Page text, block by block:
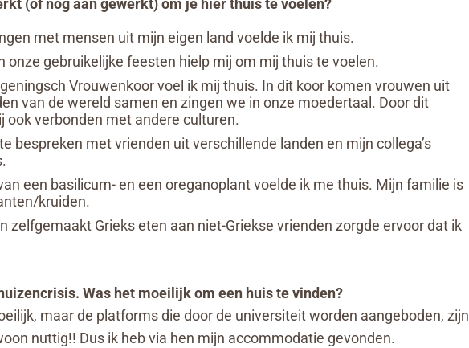
(of nog aan gewerkt) om je hier thuis te voelen?
met mensen uit mijn eigen land voelde ik mij thuis.
onze gebruikelijke feesten hielp mij om mij thuis te voelen.
Vrouwenkoor voel ik mij thuis. In dit koor komen vrouwen uit
van de wereld samen en zingen we in onze moedertaal. Door dit
ook verbonden met andere culturen.
bespreken met vrienden uit verschillende landen en mijn collega’s
een basilicum- en een oreganoplant voelde ik me thuis. Mijn familie is
kruiden.
zelfgemaakt Grieks eten aan niet-Griekse vrienden zorgde ervoor dat ik
Was het moeilijk om een huis te vinden?
maar de platforms die door de universiteit worden aangeboden, zijn
nuttig!! Dus ik heb via hen mijn accommodatie gevonden.